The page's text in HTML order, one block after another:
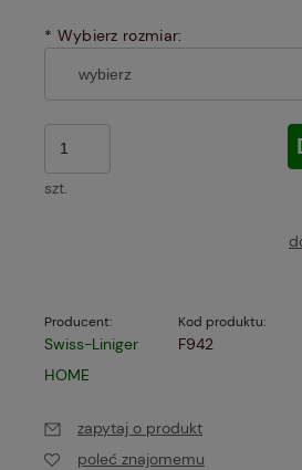
* Wybierz rozmiar:
szt.
Producent:
Swiss-Liniger
HOME
Kod produktu:
F942
zapytaj o produkt
poleć znajomemu